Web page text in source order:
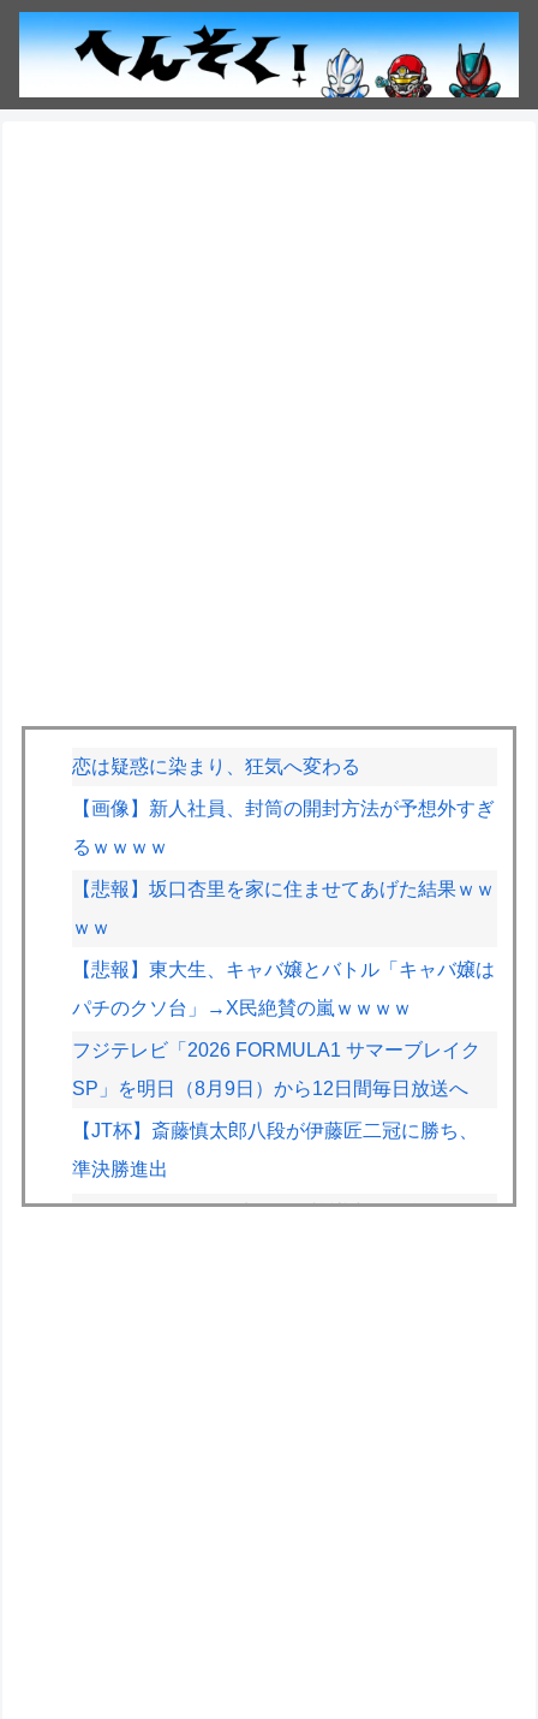
恋は疑惑に染まり、狂気へ変わる
【画像】新人社員、封筒の開封方法が予想外すぎ
るｗｗｗｗ
【悲報】坂口杏里を家に住ませてあげた結果ｗｗ
ｗｗ
【悲報】東大生、キャバ嬢とバトル「キャバ嬢は
パチのクソ台」→X民絶賛の嵐ｗｗｗｗ
フジテレビ「2026 FORMULA1 サマーブレイク
SP」を明日（8月9日）から12日間毎日放送へ
【JT杯】斎藤慎太郎八段が伊藤匠二冠に勝ち、
準決勝進出
F1が2028年の開催地として協議中の場所：ホッ